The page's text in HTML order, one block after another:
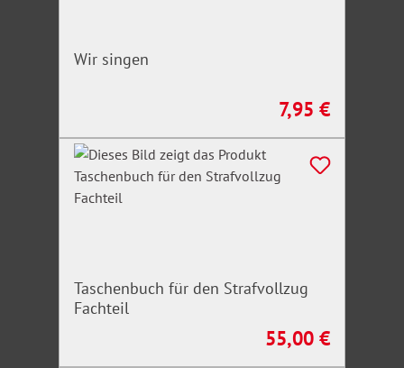
Wir singen
Regulärer Preis:
7,95 €
Taschenbuch für den Strafvollzug
Fachteil
Regulärer Preis:
55,00 €